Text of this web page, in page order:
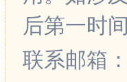
后第一时
联系邮箱